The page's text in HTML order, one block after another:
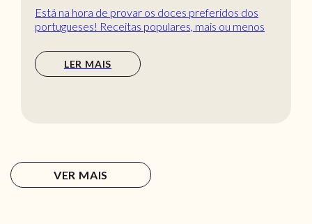
Está na hora de provar os doces preferidos dos
portugueses! Receitas populares, mais ou menos
LER MAIS
VER MAIS